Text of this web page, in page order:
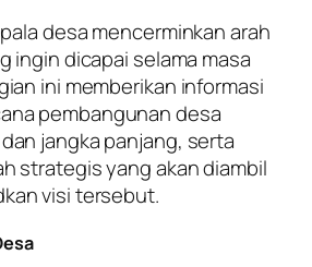
desa mencerminkan arah
ingin dicapai selama masa
ini memberikan informasi
pembangunan desa
jangka panjang, serta
strategis yang akan diambil
visi tersebut.